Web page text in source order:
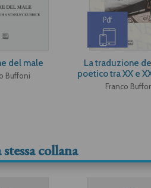
del male
Buffoni
Pdf
La traduzione
poetico tra XX e
Franco
collana